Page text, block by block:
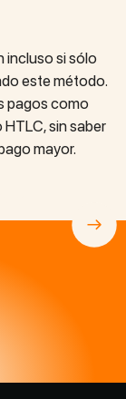
incluso si sólo
este método.
pagos como
sin saber
mayor.